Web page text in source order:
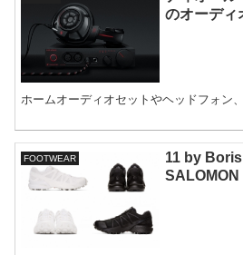
のオーディ
ホームオーディオセットやヘッドフォン
FOOTWEAR
11 by
SALOMON